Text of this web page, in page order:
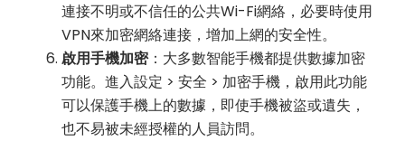
連接不明或不信任的公共Wi-Fi網絡，必要時使用
VPN來加密網絡連接，增加上網的安全性。
啟用手機加密：大多數智能手機都提供數據加密
功能。進入設定 > 安全 > 加密手機，啟用此功能
可以保護手機上的數據，即使手機被盜或遺失，
也不易被未經授權的人員訪問。